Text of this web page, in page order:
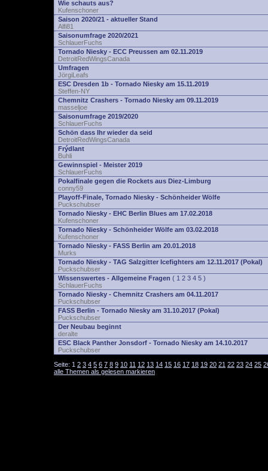
Wie schauts aus?
Kufenschoner
Saison 2020/21 - aktueller Stand
Alfi81
Saisonumfrage 2020/2021
SchlauerFuchs
Tornado Niesky - ECC Preussen am 02.11.2019
DetroitRedWingsCanada
Umfragen
JörgiLeafs
ESC Dresden 1b - Tornado Niesky am 15.11.2019
Steffen-NY
Chemnitz Crashers - Tornado Niesky am 09.11.2019
masseljoe
Saisonumfrage 2019/2020
SchlauerFuchs
Schön dass Ihr wieder da seid
DetroitRedWingsCanada
Frýdlant
Buhli
Gewinnspiel - Meister 2019
SchlauerFuchs
Pokalfinale gegen die Rockets aus Diez-Limburg
conny59
Playoff-Finale, Tornado Niesky - Schönheider Wölfe
Puckschubser
Tornado Niesky - EHC Berlin Blues am 17.02.2018
Kufenschoner
Tornado Niesky - Schönheider Wölfe am 03.02.2018
Kufenschoner
Tornado Niesky - FASS Berlin am 20.01.2018
Murks
Tornado Niesky - TAG Salzgitter Icefighters am 12.11.2017 (Pokal)
Puckschubser
Wissenswertes - Allgemeine Fragen ( 1 2 3 4 5 )
SchlauerFuchs
Tornado Niesky - Chemnitz Crashers am 04.11.2017
Puckschubser
FASS Berlin - Tornado Niesky am 31.10.2017 (Pokal)
Puckschubser
Der Neubau beginnt
deralte
ESC Black Panther Jonsdorf - Tornado Niesky am 14.10.2017
Puckschubser
Seite: 1 2 3 4 5 6 7 8 9 10 11 12 13 14 15 16 17 18 19 20 21 22 23 24 25
alle Themen als gelesen markieren